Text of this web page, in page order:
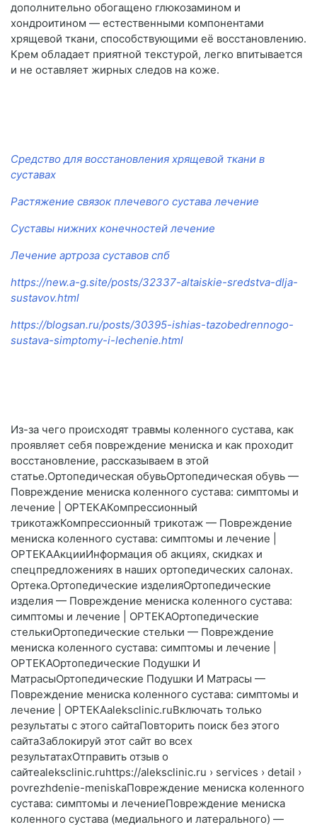
дополнительно обогащено глюкозамином и
хондроитином — естественными компонентами
хрящевой ткани, способствующими её восстановлению.
Крем обладает приятной текстурой, легко впитывается
и не оставляет жирных следов на коже.
Средство для восстановления хрящевой ткани в
суставах
Растяжение связок плечевого сустава лечение
Суставы нижних конечностей лечение
Лечение артроза суставов спб
https://new.a-g.site/posts/32337-altaiskie-sredstva-dlja-
sustavov.html
https://blogsan.ru/posts/30395-ishias-tazobedrennogo-
sustava-simptomy-i-lechenie.html
Из-за чего происходят травмы коленного сустава, как
проявляет себя повреждение мениска и как проходит
восстановление, рассказываем в этой
статье.Ортопедическая обувьОртопедическая обувь —
Повреждение мениска коленного сустава: симптомы и
лечение | ОРТЕКАКомпрессионный
трикотажКомпрессионный трикотаж — Повреждение
мениска коленного сустава: симптомы и лечение |
ОРТЕКААкцииИнформация об акциях, скидках и
спецпредложениях в наших ортопедических салонах.
Ортека.Ортопедические изделияОртопедические
изделия — Повреждение мениска коленного сустава:
симптомы и лечение | ОРТЕКАОртопедические
стелькиОртопедические стельки — Повреждение
мениска коленного сустава: симптомы и лечение |
ОРТЕКАОртопедические Подушки И
МатрасыОртопедические Подушки И Матрасы —
Повреждение мениска коленного сустава: симптомы и
лечение | ОРТЕКАaleksclinic.ruВключать только
результаты с этого сайтаПовторить поиск без этого
сайтаЗаблокируй этот сайт во всех
результатахОтправить отзыв о
сайтеaleksclinic.ruhttps://aleksclinic.ru › services › detail ›
povrezhdenie-meniskaПовреждение мениска коленного
сустава: симптомы и лечениеПовреждение мениска
коленного сустава (медиального и латерального) —